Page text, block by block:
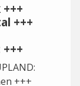
+++
+++